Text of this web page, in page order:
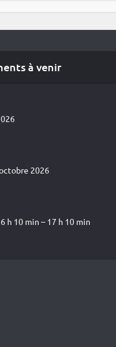
à venir
2026
h 10 min – 17 h 10 min